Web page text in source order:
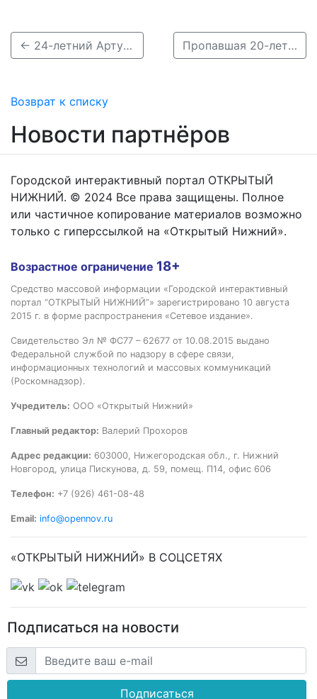
← 24-летний Артур Богатов без вести пропал в Нижнем Новгороде Пропавшая 20-летняя Арина Гришкова найдена →
Возврат к списку
Новости партнёров
Городской интерактивный портал ОТКРЫТЫЙ
НИЖНИЙ. © 2024 Все права защищены. Полное
или частичное копирование материалов возможно
только с гиперссылкой на «Открытый Нижний».
Возрастное ограничение 18+
Средство массовой информации «Городской интерактивный
портал “ОТКРЫТЫЙ НИЖНИЙ”» зарегистрировано 10 августа
2015 г. в форме распространения «Сетевое издание».
Свидетельство Эл № ФС77 – 62677 от 10.08.2015 выдано
Федеральной службой по надзору в сфере связи,
информационных технологий и массовых коммуникаций
(Роскомнадзор).
Учредитель: ООО «Открытый Нижний»
Главный редактор: Валерий Прохоров
Адрес редакции: 603000, Нижегородская обл., г. Нижний
Новгород, улица Пискунова, д. 59, помещ. П14, офис 606
Телефон: +7 (926) 461-08-48
Email: info@opennov.ru
«ОТКРЫТЫЙ НИЖНИЙ» В СОЦСЕТЯХ
Подписаться на новости
Подписаться